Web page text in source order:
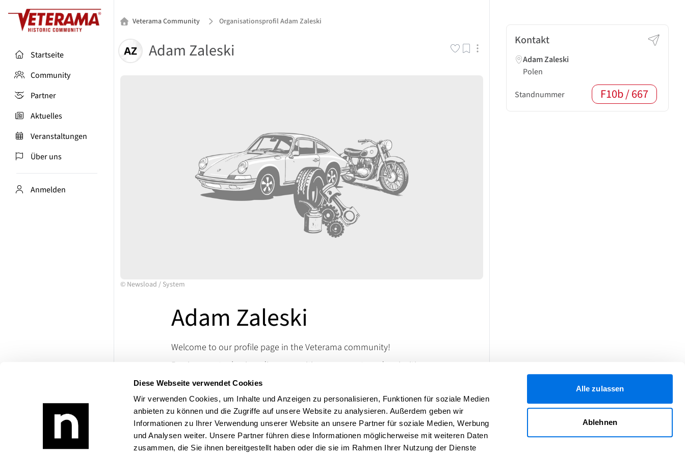
Diese Webseite verwendet Cookies
Wir verwenden Cookies, um Inhalte und Anzeigen zu personalisieren, Funktionen für soziale Medien
anbieten zu können und die Zugriffe auf unsere Website zu analysieren. Außerdem geben wir
Informationen zu Ihrer Verwendung unserer Website an unsere Partner für soziale Medien, Werbung
und Analysen weiter. Unsere Partner führen diese Informationen möglicherweise mit weiteren Daten
zusammen, die Sie ihnen bereitgestellt haben oder die sie im Rahmen Ihrer Nutzung der Dienste
Alle zulassen
Ablehnen
Startseite
Community
Partner
Aktuelles
Veranstaltungen
Über uns
Anmelden
Veterama Community Organisationsprofil Adam Zaleski
Adam Zaleski
© Newsload / System
Adam Zaleski
Welcome to our profile page in the Veterama community!
Passion meets classics - discover rarities, spare parts and curiosities
with us that make the mechanic's heart beat faster. Visit us at
If you have any questions, you can reach us via our contact details.
Product range:Werkzeug
Kontakt
Adam Zaleski
Polen
Standnummer F10b / 667